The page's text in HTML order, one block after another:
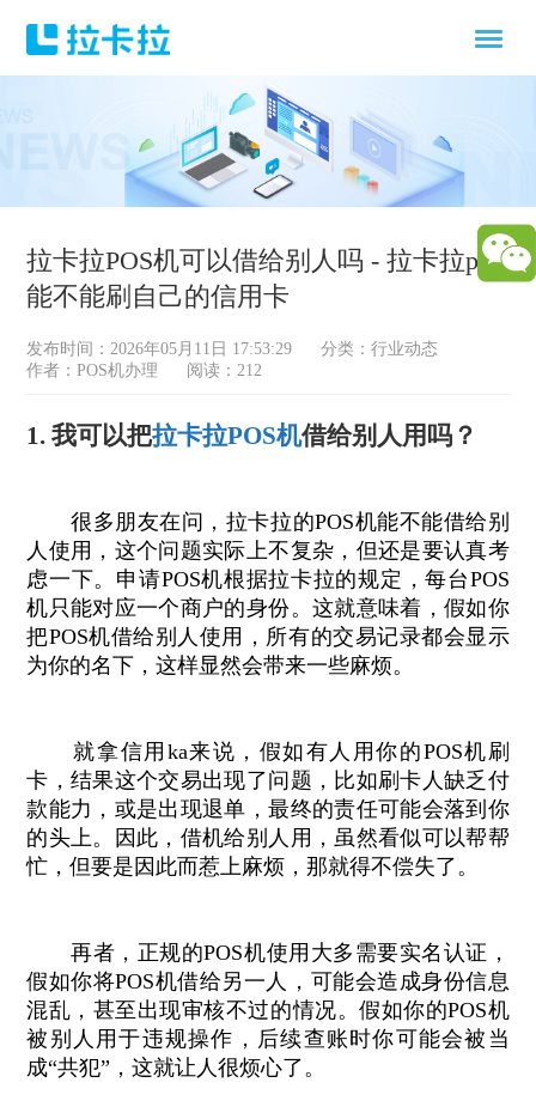
拉卡拉POS机可以借给别人吗 - 拉卡拉pos
能不能刷自己的信用卡
发布时间：2026年05月11日 17:53:29 分类：行业动态
作者：POS机办理
阅读：212
1. 我可以把拉卡拉POS机借给别人用吗？
很多朋友在问，拉卡拉的POS机能不能借给别
人使用，这个问题实际上不复杂，但还是要认真考
虑一下。申请POS机根据拉卡拉的规定，每台POS
机只能对应一个商户的身份。这就意味着，假如你
把POS机借给别人使用，所有的交易记录都会显示
为你的名下，这样显然会带来一些麻烦。
就拿信用ka来说，假如有人用你的POS机刷
卡，结果这个交易出现了问题，比如刷卡人缺乏付
款能力，或是出现退单，最终的责任可能会落到你
的头上。因此，借机给别人用，虽然看似可以帮帮
忙，但要是因此而惹上麻烦，那就得不偿失了。
再者，正规的POS机使用大多需要实名认证，
假如你将POS机借给另一人，可能会造成身份信息
混乱，甚至出现审核不过的情况。假如你的POS机
被别人用于违规操作，后续查账时你可能会被当
成“共犯”，这就让人很烦心了。